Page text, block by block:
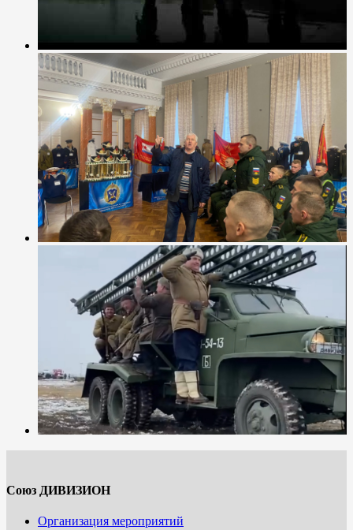
Союз ДИВИЗИОН
Организация мероприятий